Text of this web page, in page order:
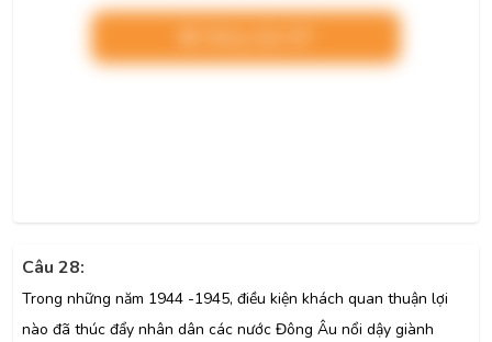
Câu 28:
Trong những năm 1944 -1945, điều kiện khách quan thuận lợi
nào đã thúc đẩy nhân dân các nước Đông Âu nổi dậy giành